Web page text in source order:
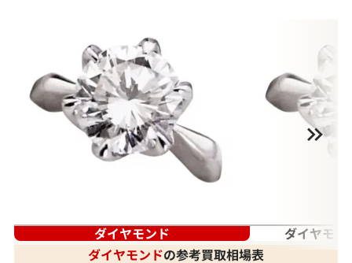
ダイヤモンド
ダイヤモ
ダイヤモンドの参考買取相場表